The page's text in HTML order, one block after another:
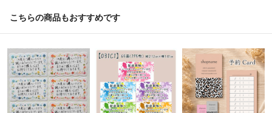
少しでも疑問に思ったら質問していただければお答えします。
ので、気軽にコメントいただければと思います。
※基本的に匿名配送ですが、壁面はA4より大きいサイズは普通郵便にな
ります。
※土日祝は基本発送していません。
こちらの商品もおすすめです